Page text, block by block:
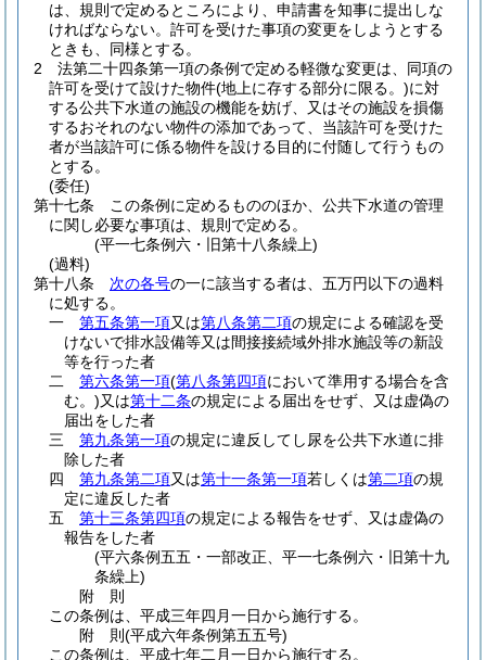
は、規則で定めるところにより、申請書を知事に提出しな
ければならない。 許可を受けた事項の変更をしようとする
ときも、同様とする。
2
法第二十四条第一項の条例で定める軽微な変更は、同項の
許可を受けて設けた物件(地上に存する部分に限る。)に対
する公共下水道の施設の機能を妨げ、又はその施設を損傷
するおそれのない物件の添加であって、当該許可を受けた
者が当該許可に係る物件を設ける目的に付随して行うもの
とする。
(委任)
第十七条
この条例に定めるもののほか、公共下水道の管理
に関し必要な事項は、規則で定める。
(平一七条例六・旧第十八条繰上)
(過料)
第十八条
次の各号の一に該当する者は、五万円以下の過料
に処する。
一
第五条第一項又は第八条第二項の規定による確認を受
けないで排水設備等又は間接接続域外排水施設等の新設
等を行った者
二
第六条第一項(第八条第四項において準用する場合を含
む。)又は第十二条の規定による届出をせず、又は虚偽の
届出をした者
三
第九条第一項の規定に違反してし尿を公共下水道に排
除した者
四
第九条第二項又は第十一条第一項若しくは第二項の規
定に違反した者
五
第十三条第四項の規定による報告をせず、又は虚偽の
報告をした者
(平六条例五五・一部改正、平一七条例六・旧第十九
条繰上)
附 則
この条例は、平成三年四月一日から施行する。
附 則(平成六年条例第五五号)
この条例は、平成七年二月一日から施行する。